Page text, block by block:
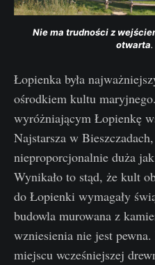
Nie ma trudności z
otwarta.
Łopienka była
ośrodkiem kultu
wyróżniającym Łopienkę
Najstarsza w
nieproporcjonalnie duża
Wynikało to stąd, że kult
do Łopienki wymagały
budowla murowana z
wzniesienia nie jest pewna.
miejscu wcześniejszej